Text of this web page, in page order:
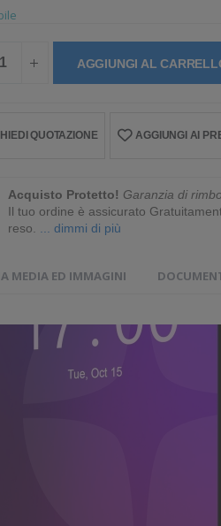
AGGIUNGI AL
QUOTAZIONE AGGIUNGI AI
Acquisto Protetto! Garanzia di
Il tuo ordine è assicurato
reso.
... dimmi di più
MEDIA ED IMMAGINI